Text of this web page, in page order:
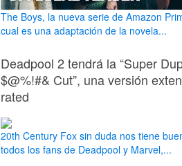
The Boys, la nueva serie de Amazon
cual es una adaptación de la novela...
Deadpool 2 tendrá la “Super
$@%!#& Cut”, una versión
rated
20th Century Fox sin duda nos tiene
todos los fans de Deadpool y Marvel,...